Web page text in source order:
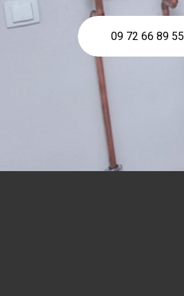
09 72 66 89 55